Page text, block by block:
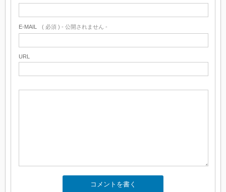
E-MAIL ( 必須 ) - 公開されません -
URL